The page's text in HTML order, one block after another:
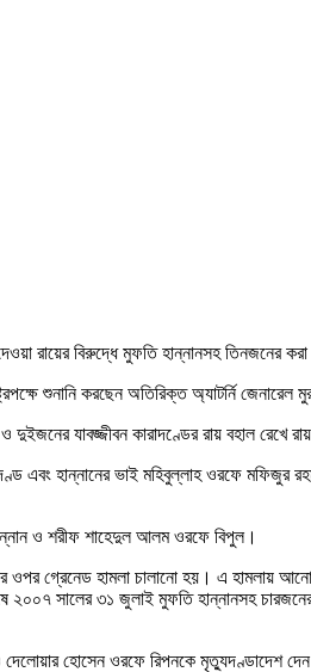
রায়ের বিরুদ্ধে মুফতি হান্নানসহ তিনজনের
শুনানি করছেন অতিরিক্ত অ্যাটর্নি জেনারেল
যাবজ্জীবন কারাদণ্ডের রায় বহাল রেখে
হান্নানের ভাই মহিবুল্লাহ ওরফে মফিজুর
ও শরীফ শাহেদুল আলম ওরফে বিপুল।
ওপর গ্রেনেড হামলা চালানো হয়। এ হামলায়
২০০৭ সালের ৩১ জুলাই মুফতি হান্নানসহ
দেলোয়ার হোসেন ওরফে রিপনকে